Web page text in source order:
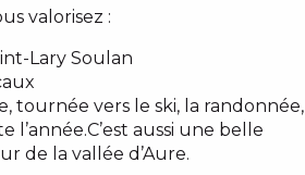
valorisez :
Lary Soulan
tournée vers le ski, la randonnée,
aussi une belle
de la vallée d’Aure.